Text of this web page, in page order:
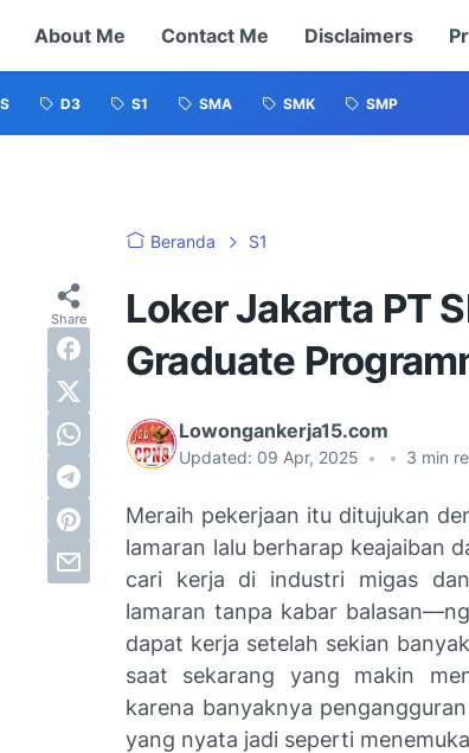
About Me Contact Me Disclaimers
D3 S1 SMA SMK SMP
Beranda S1
Loker Jakarta PT
Graduate
Lowongankerja15.com
Updated: 09 Apr, 2025 • • 3 min
Meraih pekerjaan itu ditujukan
lamaran lalu berharap keajaiban
cari kerja di industri migas
lamaran tanpa kabar
dapat kerja setelah sekian
saat sekarang yang makin
karena banyaknya
yang nyata jadi seperti